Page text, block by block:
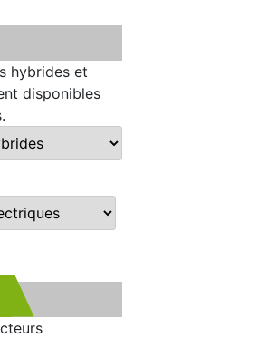
hybrides et
disponibles